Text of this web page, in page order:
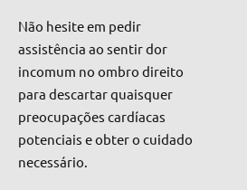
Não hesite em pedir
assistência ao sentir dor
incomum no ombro direito
para descartar quaisquer
preocupações cardíacas
potenciais e obter o cuidado
necessário.